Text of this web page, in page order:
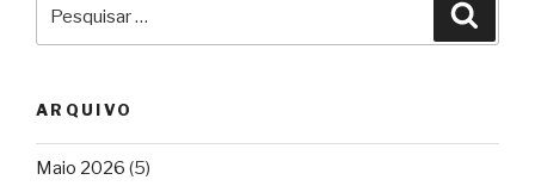
ARQUIVO
Maio 2026 (5)